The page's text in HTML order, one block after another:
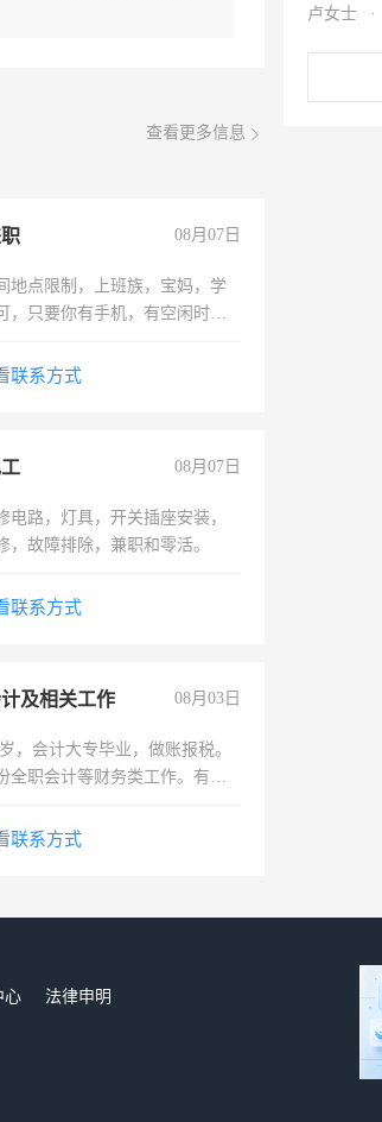
查看更多信息
08月07日
地点限制，上班族，宝妈，学
，只要你有手机，有空闲时
五十，每天挣零花钱没问题！
联系方式
08月07日
电路，灯具，开关插座安装，
，故障排除，兼职和零活。
联系方式
及相关工作 08月03日
，会计大专毕业，做账报税。
全职会计等财务类工作。有会
联系方式
卢女士 ·
心
法律申明